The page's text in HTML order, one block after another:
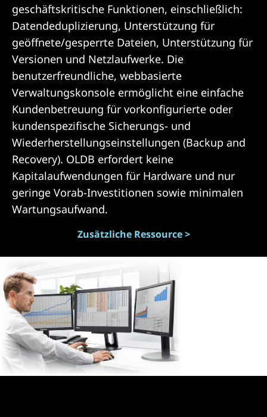
geschäftskritische Funktionen, einschließlich:
Datendeduplizierung, Unterstützung für
geöffnete/gesperrte Dateien, Unterstützung für
Versionen und Netzlaufwerke. Die
benutzerfreundliche, webbasierte
Verwaltungskonsole ermöglicht eine einfache
Kundenbetreuung für vorkonfigurierte oder
kundenspezifische Sicherungs- und
Wiederherstellungseinstellungen (Backup and
Recovery). OLDB erfordert keine
Kapitalaufwendungen für Hardware und nur
geringe Vorab-Investitionen sowie minimalen
Wartungsaufwand.
Zusätzliche Ressource >